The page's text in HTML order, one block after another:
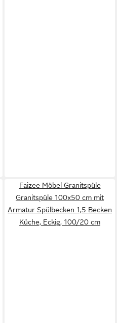
Faizee Möbel Granitspüle
Granitspüle 100x50 cm mit
Armatur Spülbecken 1,5 Becken
Küche, Eckig, 100/20 cm